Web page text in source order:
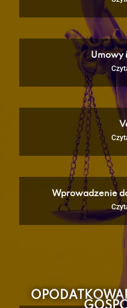
Umowy
Wprowadzenie